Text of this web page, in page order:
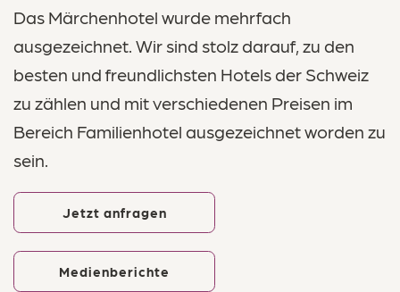
Kinder
Zimmer
Essen & Trinken
Aktivitäten
Über uns
Über das Hotel
Das Märchenhotel wurde mehrfach
ausgezeichnet. Wir sind stolz darauf, zu den
besten und freundlichsten Hotels der Schweiz
zu zählen und mit verschiedenen Preisen im
Bereich Familienhotel ausgezeichnet worden zu
sein.
Jetzt anfragen
Medienberichte